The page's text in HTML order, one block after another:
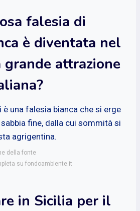
falesia di
è diventata nel
grande attrazione
è una falesia bianca che si erge
fine, dalla cui sommità si
agrigentina.
della fonte
su fondoambiente.it
in Sicilia per il